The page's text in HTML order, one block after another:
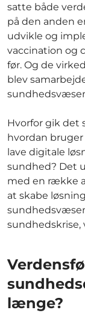
satte både
på den anden
udvikle og
vaccination og
før. Og de
blev
Hvorfor gik det
hvordan bruger
lave digitale
sundhed? Det
med en række
at skabe
sundhedskrise,
længe?